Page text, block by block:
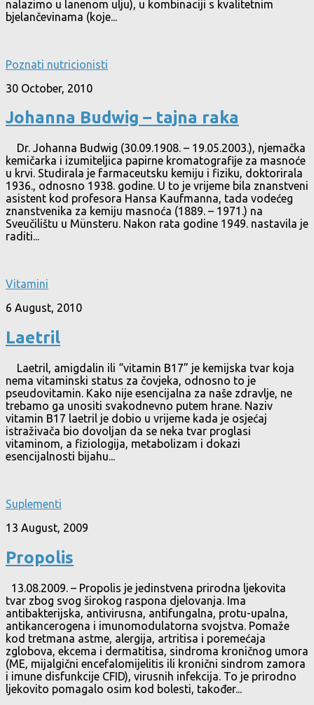
nalazimo u lanenom ulju), u kombinaciji s kvalitetnim
bjelančevinama (koje...
Poznati nutricionisti
30 October, 2010
Johanna Budwig – tajna raka
Dr. Johanna Budwig (30.09.1908. – 19.05.2003.), njemačka
kemičarka i izumiteljica papirne kromatografije za masnoće
u krvi. Studirala je farmaceutsku kemiju i fiziku, doktorirala
1936., odnosno 1938. godine. U to je vrijeme bila znanstveni
asistent kod profesora Hansa Kaufmanna, tada vodećeg
znanstvenika za kemiju masnoća (1889. – 1971.) na
Sveučilištu u Münsteru. Nakon rata godine 1949. nastavila je
raditi...
Vitamini
6 August, 2010
Laetril
Laetril, amigdalin ili “vitamin B17” je kemijska tvar koja
nema vitaminski status za čovjeka, odnosno to je
pseudovitamin. Kako nije esencijalna za naše zdravlje, ne
trebamo ga unositi svakodnevno putem hrane. Naziv
vitamin B17 laetril je dobio u vrijeme kada je osjećaj
istraživača bio dovoljan da se neka tvar proglasi
vitaminom, a fiziologija, metabolizam i dokazi
esencijalnosti bijahu...
Suplementi
13 August, 2009
Propolis
13.08.2009. – Propolis je jedinstvena prirodna ljekovita
tvar zbog svog širokog raspona djelovanja. Ima
antibakterijska, antivirusna, antifungalna, protu-upalna,
antikancerogena i imunomodulatorna svojstva. Pomaže
kod tretmana astme, alergija, artritisa i poremećaja
zglobova, ekcema i dermatitisa, sindroma kroničnog umora
(ME, mijalgični encefalomijelitis ili kronični sindrom zamora
i imune disfunkcije CFID), virusnih infekcija. To je prirodno
ljekovito pomagalo osim kod bolesti, također...